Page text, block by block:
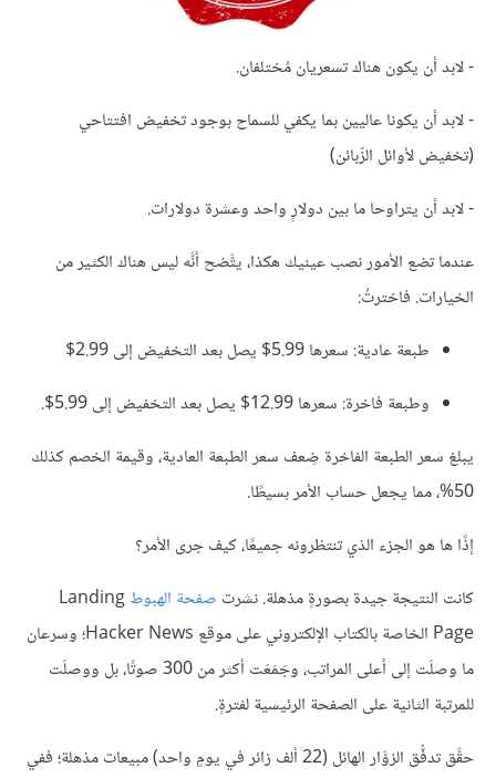
- لابد أن يكون هناك تسعريان مُختلفان.
- لابد أن يكونا عاليين بما يكفي للسماح بوجود تخفيض افتتاحي
(تخفيض لأوائل الزّبائن)
- لابد أن يتراوحا ما بين دولارٍ واحد وعشرة دولارات.
عندما تضع الأمور نصب عينيك هكذا، يتَّضح أنَّه ليس هناك الكثير من
الخيارات. فاخترتُ:
طبعة عادية: سعرها 5.99$ يصل بعد التخفيض إلى 2.99$
وطبعة فاخرة: سعرها 12.99$ يصل بعد التخفيض إلى 5.99$.
يبلغ سعر الطبعة الفاخرة ضِعف سعر الطبعة العادية، وقيمة الخصم كذلك
50%، مما يجعل حساب الأمر بسيطًا.
إذًا ها هو الجزء الذي تنتظرونه جميعًا، كيف جرى الأمر؟
كانت النتيجة جيدة بصورةٍ مذهلة. نشرت صفحة الهبوطLanding
Page الخاصة بالكتاب الإلكتروني على موقع Hacker News؛ وسرعان
ما وصلَت إلى أعلى المراتب، وجَمَعَت أكثر من 300 صوتًا، بل ووصلَت
للمرتبة الثانية على الصفحة الرئيسية لفترةٍ.
حقَّق تدفُّق الزوَّار الهائل (22 ألف زائر في يومٍ واحد) مبيعات مذهلة؛ ففي